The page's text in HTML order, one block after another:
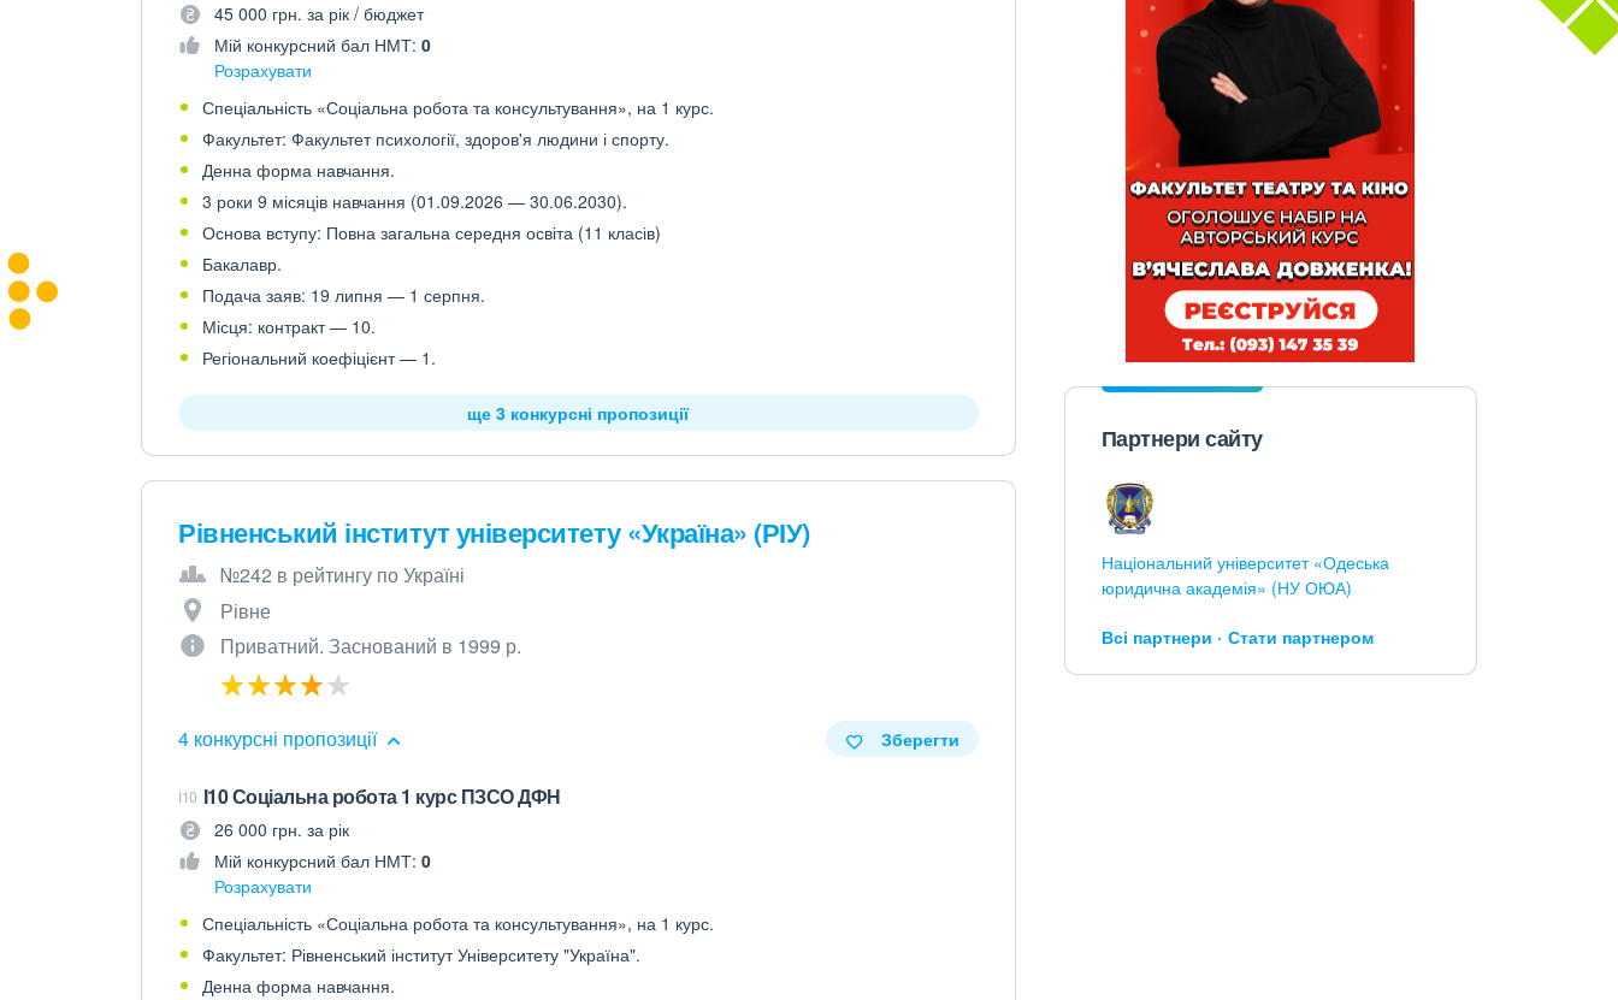
45 000 грн. за рік / бюджет
Мій конкурсний бал НМТ: 0
Розрахувати
Спеціальність «Соціальна робота та консультування», на 1 курс.
Факультет: Факультет психології, здоров'я людини і спорту.
Денна форма навчання.
3 роки 9 місяців навчання (01.09.2026 — 30.06.2030).
Основа вступу: Повна загальна середня освіта (11 класів)
Бакалавр.
Подача заяв: 19 липня — 1 серпня.
Місця: контракт — 10.
Регіональний коефіцієнт — 1.
ще 3 конкурсні пропозиції
Рівненський інститут університету «Україна» (РІУ)
№242 в рейтингу по Україні
Рівне
Приватний. Заснований в 1999 р.
4 конкурсні пропозиції Зберегти
I10 І10 Соціальна робота 1 курс ПЗСО ДФН
26 000 грн. за рік
Мій конкурсний бал НМТ: 0
Розрахувати
Спеціальність «Соціальна робота та консультування», на 1 курс.
Факультет: Рівненський інститут Університету "Україна".
Денна форма навчання.
Партнери сайту
Національний університет «Одеська
юридична академія» (НУ ОЮА)
Всі партнери Стати партнером